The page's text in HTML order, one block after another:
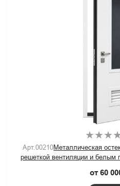
Арт.00210Металлическая
решеткой вентиляции и
от 60